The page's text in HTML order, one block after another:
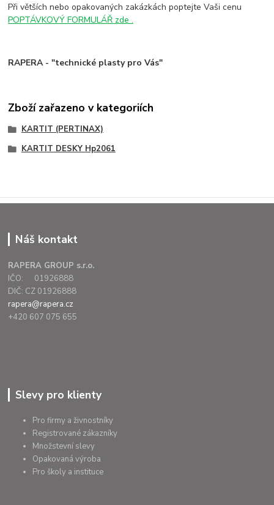
Při větších nebo opakovaných zakázkách poptejte Vaši cenu
POPTÁVKOVÝ FORMULÁŘ zde .
RAPERA - "technické plasty pro Vás"
Zboží zařazeno v kategoriích
KARTIT (PERTINAX)
KARTIT DESKY Hp2061
Náš kontakt
RAPERA GROUP s.r.o.
IČO: 01926888
DIČ: CZ 01926888
rapera@rapera.cz
+420 607 075 655
Slevy pro klienty
Pro firmy a živnostníky
Registrované zákazníky
Množstevní slevy
Opakovaná výroba
Pro školy a instituce